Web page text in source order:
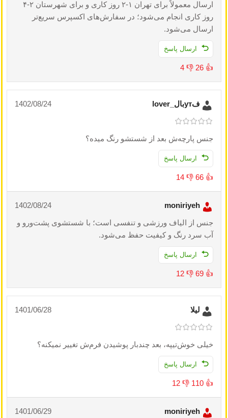
ارسال معمولاً برای تهران ۱-۲ روز کاری و برای شهرستان ۲-۴
روز کاری انجام می‌شود؛ در سفارش‌های اکسپرس سریع‌تر
ارسال می‌شود.
ارسال پاسخ
👍
26
👎
4
فутبال_lover 1402/08/24
جنس پارچه‌ش بعد از شستشو رنگ میده؟
ارسال پاسخ
👍
66
👎
14
moniriyeh
1402/08/24
جنس از الیاف ورزشی و تنفسی است؛ با شستشوی پشت‌ورو و
آب سرد رنگ و کیفیت حفظ می‌شود.
ارسال پاسخ
👍
69
👎
12
لیلا 1401/06/28
خیلی خوش‌تیپه، بعد چندبار پوشیدن فرم‌ش تغییر نمیکنه؟
ارسال پاسخ
👍
110
👎
12
moniriyeh
1401/06/29